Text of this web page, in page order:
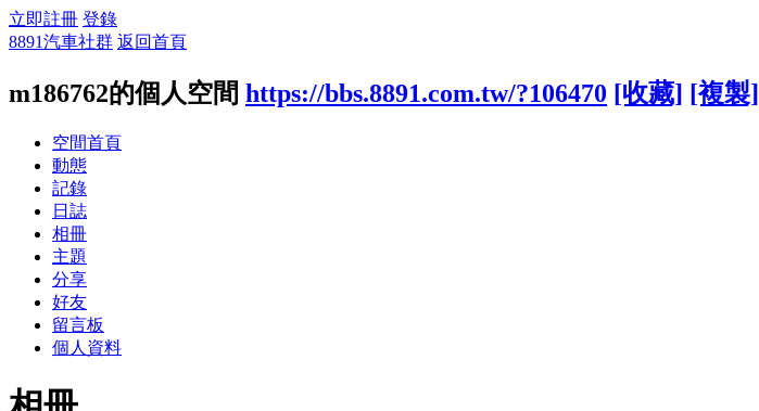
立即註冊 登錄
8891汽車社群 返回首頁
m186762的個人空間 https://bbs.8891.com.tw/?106470 [收藏] [複製]
空間首頁
動態
記錄
日誌
相冊
主題
分享
好友
留言板
個人資料